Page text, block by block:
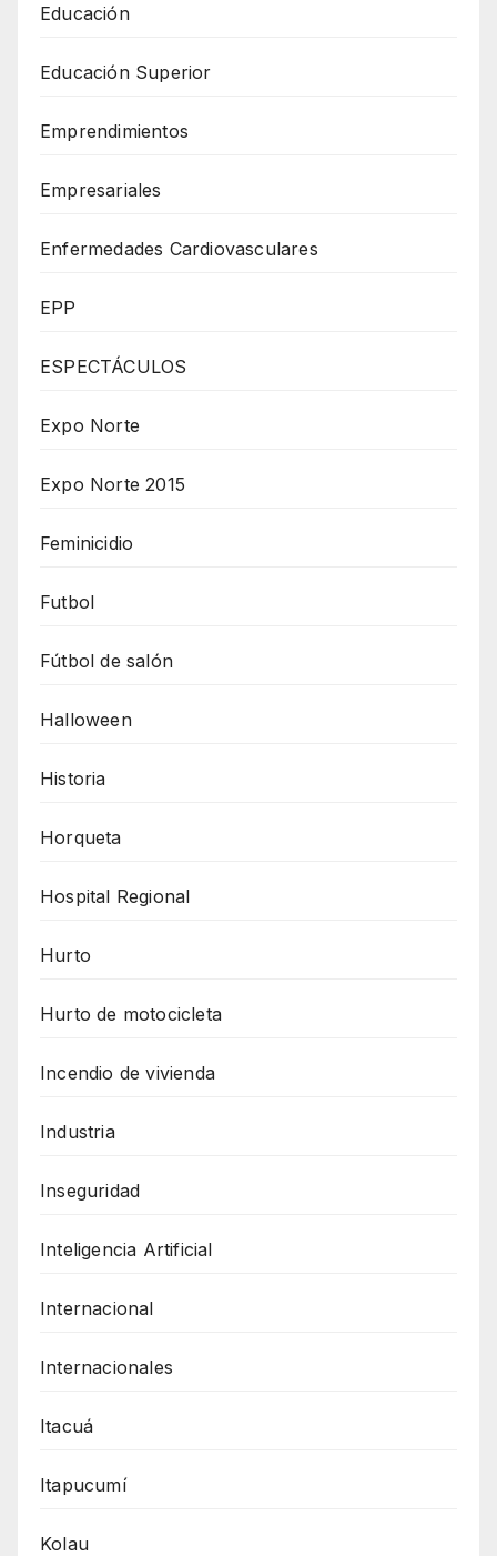
Educación
Educación Superior
Emprendimientos
Empresariales
Enfermedades Cardiovasculares
EPP
ESPECTÁCULOS
Expo Norte
Expo Norte 2015
Feminicidio
Futbol
Fútbol de salón
Halloween
Historia
Horqueta
Hospital Regional
Hurto
Hurto de motocicleta
Incendio de vivienda
Industria
Inseguridad
Inteligencia Artificial
Internacional
Internacionales
Itacuá
Itapucumí
Kolau